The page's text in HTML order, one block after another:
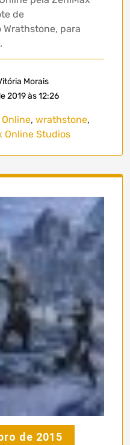
de
para
Morais
2019 às 12:26
, wrathstone,
Online Studios
de 2015